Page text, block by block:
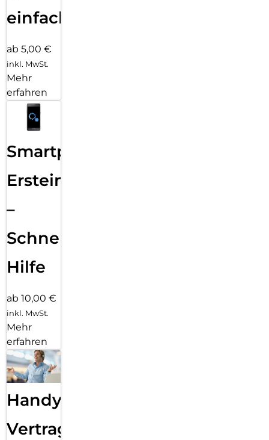
einfach
ab 5,00 €
inkl. MwSt.
Mehr
erfahren
Smartphone
Ersteinrichtung
–
Schnelle
Hilfe
ab 10,00 €
inkl. MwSt.
Mehr
erfahren
Handy
Vertragsabwicklung